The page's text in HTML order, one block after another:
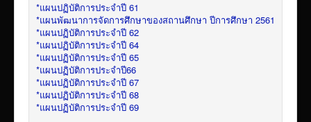
*แผนปฏิบัติการประจำปี 61
*แผนพัฒนาการจัดการศึกษาของสถานศึกษา ปีการศึกษา 2561
*แผนปฏิบัติการประจำปี 62
*แผนปฏิบัติการประจำปี 64
*แผนปฏิบัติการประจำปี 65
*แผนปฏิบัติการประจำปี66
*แผนปฏิบัติการประจำปี 67
*แผนปฏิบัติการประจำปี 68
*แผนปฏิบัติการประจำปี 69